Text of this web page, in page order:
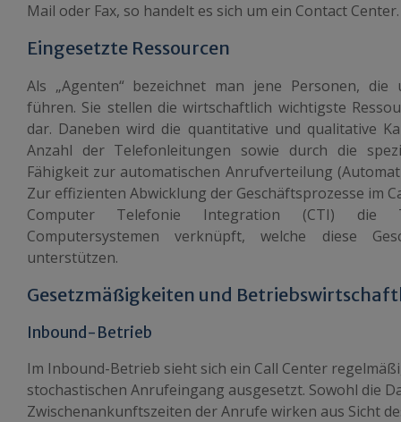
Mail oder Fax, so handelt es sich um ein Contact Center.
Eingesetzte Ressourcen
Als „Agenten“ bezeichnet man jene Personen,
führen. Sie stellen die wirtschaftlich wichtigste
dar. Daneben wird die quantitative und qualitative
Anzahl der Telefonleitungen sowie durch die
Fähigkeit zur automatischen Anrufverteilung
Zur effizienten Abwicklung der Geschäftsprozesse im
Computer Telefonie Integration (CTI) die
Computersystemen verknüpft, welche diese
unterstützen.
Gesetzmäßigkeiten und
Inbound-Betrieb
Im Inbound-Betrieb sieht sich ein Call Center
stochastischen Anrufeingang ausgesetzt. Sowohl die
Zwischenankunftszeiten der Anrufe wirken aus Sicht